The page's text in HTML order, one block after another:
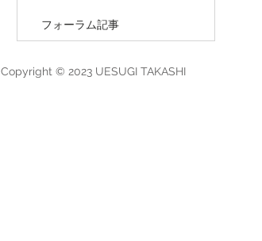
フォーラム記事
Copyright © 2023 UESUGI TAKASHI